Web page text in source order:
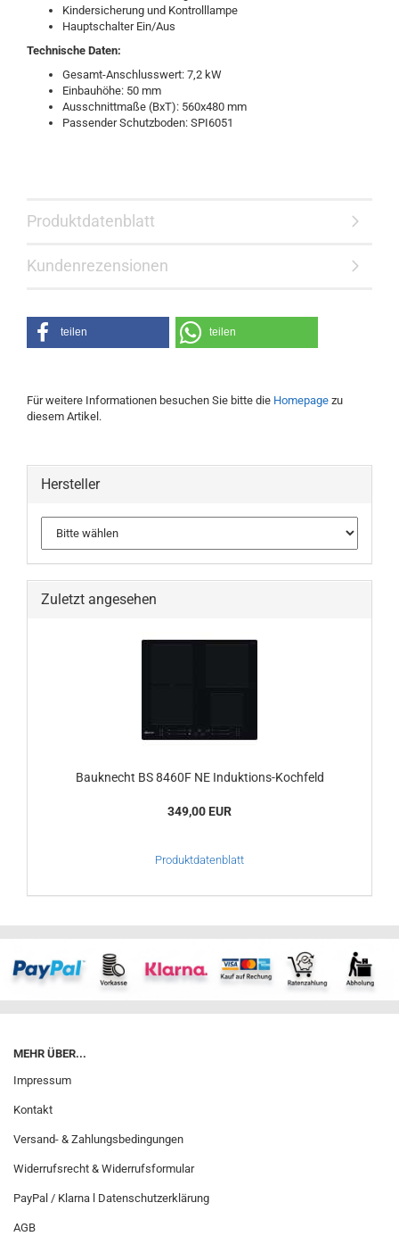
Kindersicherung und Kontrolllampe
Hauptschalter Ein/Aus
Technische Daten:
Gesamt-Anschlusswert: 7,2 kW
Einbauhöhe: 50 mm
Ausschnittmaße (BxT): 560x480 mm
Passender Schutzboden: SPI6051
Produktdatenblatt
Kundenrezensionen
teilen teilen
Für weitere Informationen besuchen Sie bitte die Homepage zu
diesem Artikel.
Hersteller
Zuletzt angesehen
Bauknecht BS 8460F NE Induktions-Kochfeld
349,00 EUR
Produktdatenblatt
MEHR ÜBER...
Impressum
Kontakt
Versand- & Zahlungsbedingungen
Widerrufsrecht & Widerrufsformular
PayPal / Klarna l Datenschutzerklärung
AGB